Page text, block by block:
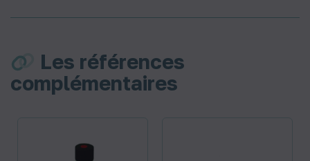
Les références
complémentaires